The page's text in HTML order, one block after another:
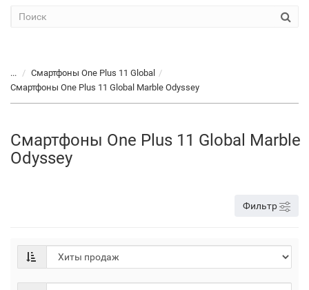
...
Смартфоны One Plus 11 Global
Смартфоны One Plus 11 Global Marble Odyssey
Смартфоны One Plus 11 Global Marble
Odyssey
Фильтр